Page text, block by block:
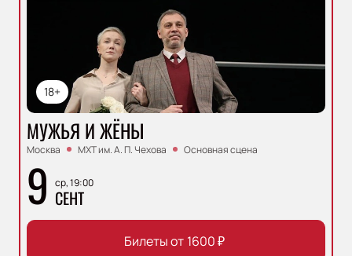
18+
МУЖЬЯ И ЖЁНЫ
Москва МХТ им. А. П. Чехова Основная сцена
9 ср, 19:00
СЕНТ
Билеты от 1600₽